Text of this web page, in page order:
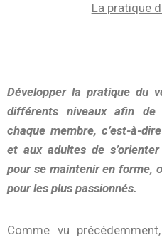
La pratique
Développer la pratique du
différents niveaux afin
chaque membre, c’est-à-
et aux adultes de
pour se maintenir en forme,
pour les plus passionnés.
Comme vu